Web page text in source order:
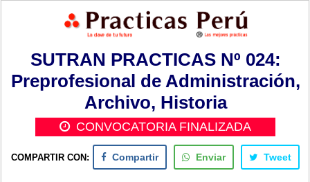
SUTRAN PRACTICAS Nº 024:
Preprofesional de Administración,
Archivo, Historia
CONVOCATORIA FINALIZADA
COMPARTIR CON: Compartir Enviar Tweet